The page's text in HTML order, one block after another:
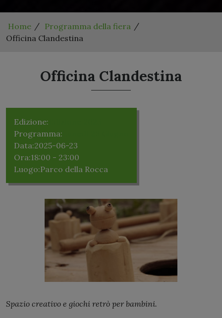
Home
Programma della fiera
Officina Clandestina
Officina Clandestina
Edizione:
Programma:
Data:2025-06-23
Ora:18:00 - 23:00
Luogo:Parco della Rocca
Spazio creativo e giochi retrò per bambini.